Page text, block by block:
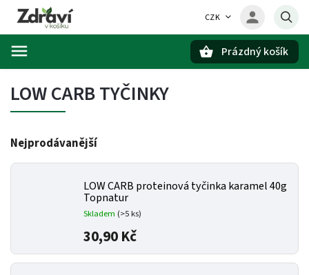
CZK
Prázdný košík
LOW CARB TYČINKY
Nejprodávanější
LOW CARB proteinová tyčinka karamel 40g
Topnatur
Skladem (>5 ks)
30,90 Kč